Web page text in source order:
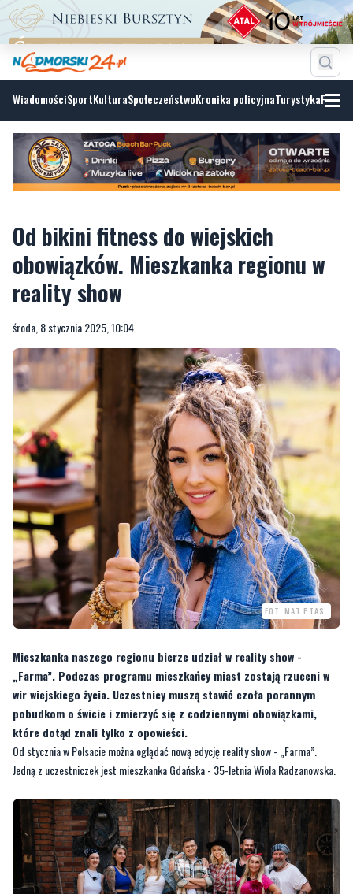
WiadomościSportKulturaSpołeczeństwoKronika policyjnaTurystyka
Od bikini fitness do wiejskich
reality show
środa, 8 stycznia 2025, 10:04
FOT. MAT.PTAS.
Mieszkanka naszego regionu bierze udział w reality show -
„Farma”. Podczas programu mieszkańcy miast zostają rzuceni w
pobudkom o świcie i zmierzyć się z codziennymi obowiązkami,
które dotąd znali tylko z opowieści.
Od stycznia w Polsacie można oglądać nową edycję reality show - „Farma”.
Jedną z uczestniczek jest mieszkanka Gdańska - 35-letnia Wiola Radzanowska.